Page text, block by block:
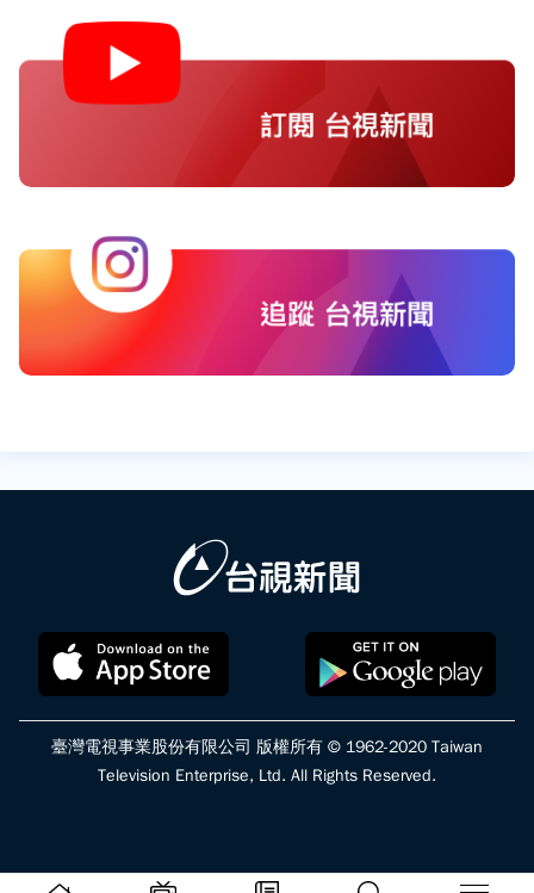
臺灣電視事業股份有限公司 版權所有 © 1962-2020 Taiwan
Television Enterprise, Ltd. All Rights Reserved.